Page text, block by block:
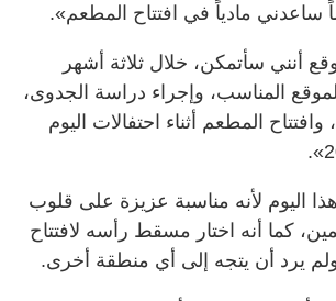
ساعدني مادياً في افتتاح المطعم».
أنني سأتمكن، خلال ثلاثة أشهر
المناسب، وإجراء دراسة الجدوى،
وافتتاح المطعم أثناء احتفالات اليوم
اليوم لأنه مناسبة عزيزة على قلوب
كما أنه اختار مسقط رأسه لافتتاح
يرد أن يتجه إلى أي منطقة أخرى.